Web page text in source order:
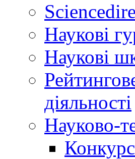
Наукові
Наукові
діяльності
Науково-